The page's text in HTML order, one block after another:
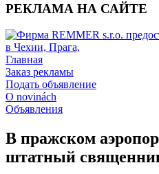
РЕКЛАМА НА САЙТЕ
Главная
Заказ рекламы
Подать объявление
O novinách
Объявления
В пражском
штатный